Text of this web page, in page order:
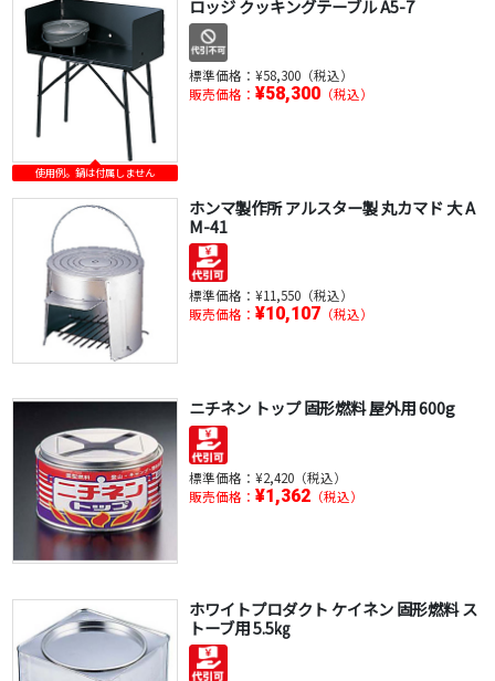
使用例。鍋は付属しません
ロッジ クッキングテーブル A5-7
標準価格： ¥58,300（税込）
販売価格： ¥58,300（税込）
ホンマ製作所 アルスター製 丸カマド 大 A
M-41
標準価格： ¥11,550（税込）
販売価格： ¥10,107（税込）
ニチネン トップ 固形燃料 屋外用 600g
標準価格： ¥2,420（税込）
販売価格： ¥1,362（税込）
ホワイトプロダクト ケイネン 固形燃料 ス
トーブ用 5.5㎏